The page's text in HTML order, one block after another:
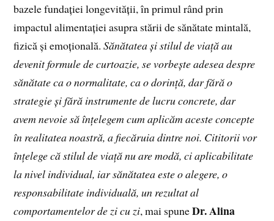
bazele fundației longevității, în primul rând prin
impactul alimentației asupra stării de sănătate mintală,
fizică și emoțională.Sănătatea și stilul de viață au
devenit formule de curtoazie, se vorbește adesea despre
sănătate ca o normalitate, ca o dorință, dar fără o
strategie și fără instrumente de lucru concrete, dar
avem nevoie să înțelegem cum aplicăm aceste concepte
în realitatea noastră, a fiecăruia dintre noi. Cititorii vor
înțelege că stilul de viață nu are modă, ci aplicabilitate
la nivel individual, iar sănătatea este o alegere, o
responsabilitate individuală, un rezultat al
comportamentelor de zi cu zi, mai spuneDr. Alina